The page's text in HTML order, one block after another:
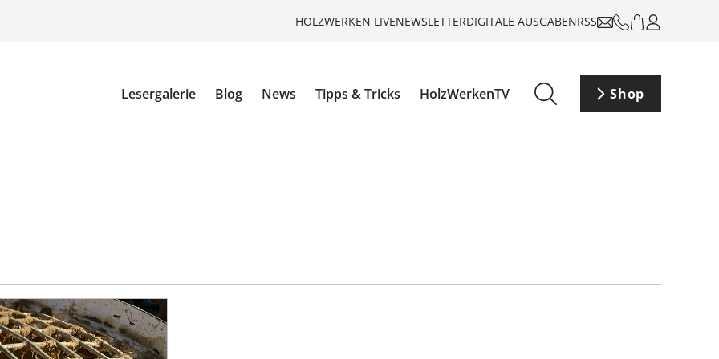
HOLZWERKEN LIVENEWSLETTERDIGITALE AUSGABENRSS
Lesergalerie Blog News Tipps & Tricks HolzWerkenTV Shop